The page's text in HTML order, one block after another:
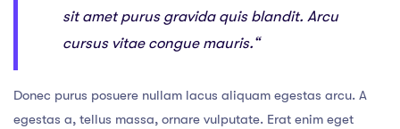
sit amet purus gravida quis blandit. Arcu
cursus vitae congue mauris.“
Donec purus posuere nullam lacus aliquam egestas arcu. A
egestas a, tellus massa, ornare vulputate. Erat enim eget